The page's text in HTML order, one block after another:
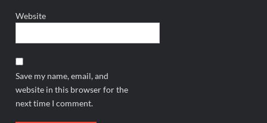
Website
Save my name, email, and
website in this browser for the
next time I comment.